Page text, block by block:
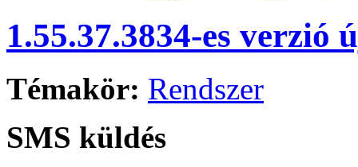
1.55.37.3834-es verzió
Témakör: Rendszer
SMS küldés